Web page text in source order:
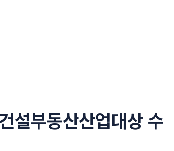
설부동산산업대상 수